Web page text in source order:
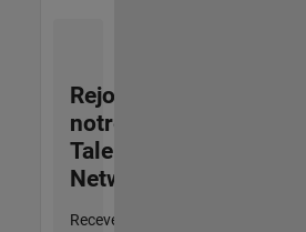
Rejoignez
notre
Talent
Network
Recevez